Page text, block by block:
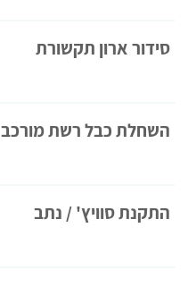
סידור ארון תקשורת
השחלת כבל רשת מורכב
התקנת סוויץ' / נתב